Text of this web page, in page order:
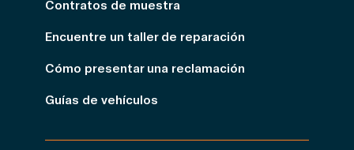
Contratos de muestra
Encuentre un taller de reparación
Cómo presentar una reclamación
Guías de vehículos